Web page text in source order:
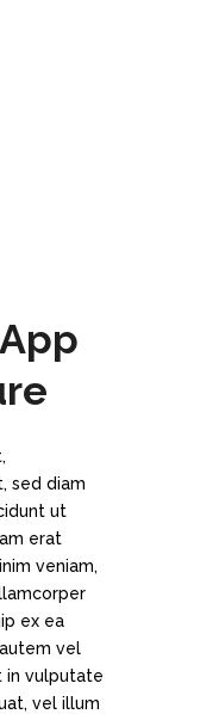
sed diam
ut
erat
veniam,
ex ea
vel
in vulputate
vel illum